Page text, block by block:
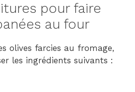
pour faire
au four
olives farcies au fromage,
les ingrédients suivants :